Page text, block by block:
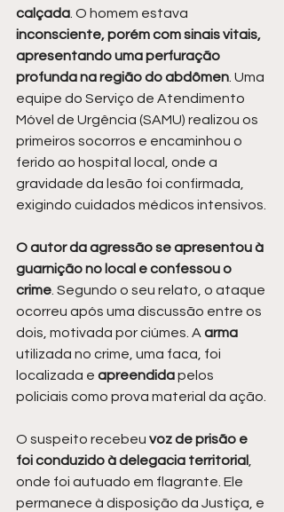
calçada . O homem estava
inconsciente, porém com sinais vitais,
apresentando uma perfuração
profunda na região do abdômen . Uma
equipe do Serviço de Atendimento
Móvel de Urgência (SAMU) realizou os
primeiros socorros e encaminhou o
ferido ao hospital local, onde a
gravidade da lesão foi confirmada,
exigindo cuidados médicos intensivos.
O autor da agressão se apresentou à
guarnição no local e confessou o
crime . Segundo o seu relato, o ataque
ocorreu após uma discussão entre os
dois, motivada por ciúmes. A arma
utilizada no crime, uma faca, foi
localizada e apreendida pelos
policiais como prova material da ação.
O suspeito recebeu voz de prisão e
foi conduzido à delegacia territorial
onde foi autuado em flagrante. Ele
permanece à disposição da Justiça, e